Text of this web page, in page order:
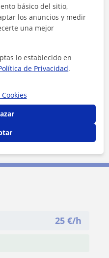
de Alarcón
25 €/h
básico del sitio,
los anuncios y medir
una mejor
lo establecido en
de Privacidad.